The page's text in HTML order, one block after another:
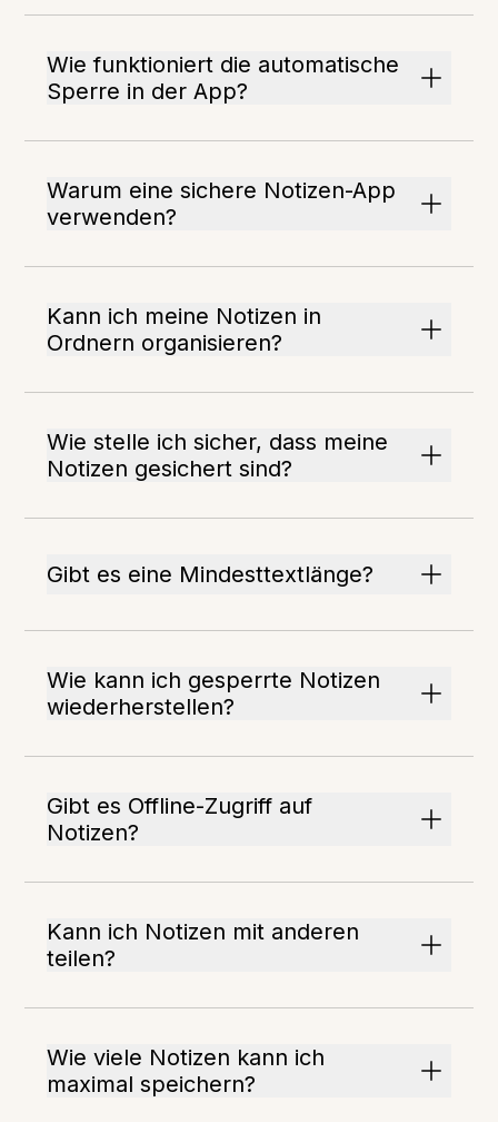
Wie funktioniert die automatische
Sperre in der App?
Warum eine sichere Notizen-App
verwenden?
Kann ich meine Notizen in
Ordnern organisieren?
Wie stelle ich sicher, dass meine
Notizen gesichert sind?
Gibt es eine Mindesttextlänge?
Wie kann ich gesperrte Notizen
wiederherstellen?
Gibt es Offline-Zugriff auf
Notizen?
Kann ich Notizen mit anderen
teilen?
Wie viele Notizen kann ich
maximal speichern?